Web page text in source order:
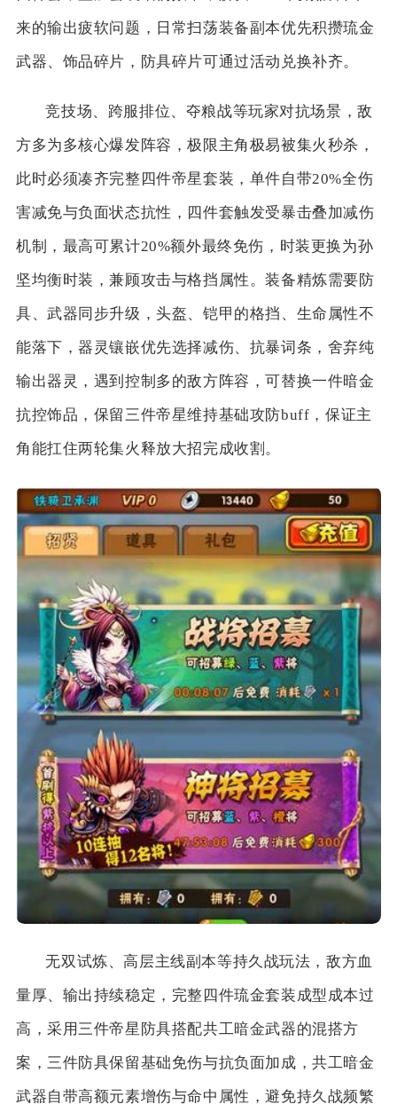
来的输出疲软问题，日常扫荡装备副本优先积攒琉金
武器、饰品碎片，防具碎片可通过活动兑换补齐。
竞技场、跨服排位、夺粮战等玩家对抗场景，敌
方多为多核心爆发阵容，极限主角极易被集火秒杀，
此时必须凑齐完整四件帝星套装，单件自带20%全伤
害减免与负面状态抗性，四件套触发受暴击叠加减伤
机制，最高可累计20%额外最终免伤，时装更换为孙
坚均衡时装，兼顾攻击与格挡属性。装备精炼需要防
具、武器同步升级，头盔、铠甲的格挡、生命属性不
能落下，器灵镶嵌优先选择减伤、抗暴词条，舍弃纯
输出器灵，遇到控制多的敌方阵容，可替换一件暗金
抗控饰品，保留三件帝星维持基础攻防buff，保证主
角能扛住两轮集火释放大招完成收割。
无双试炼、高层主线副本等持久战玩法，敌方血
量厚、输出持续稳定，完整四件琉金套装成型成本过
高，采用三件帝星防具搭配共工暗金武器的混搭方
案，三件防具保留基础免伤与抗负面加成，共工暗金
武器自带高额元素增伤与命中属性，避免持久战频繁